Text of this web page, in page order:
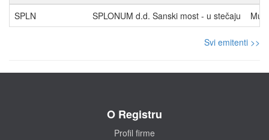
SPLN
SPLONUM d.d. Sanski most - u stečaju
Svi emitenti >>
O Registru
Profil firme